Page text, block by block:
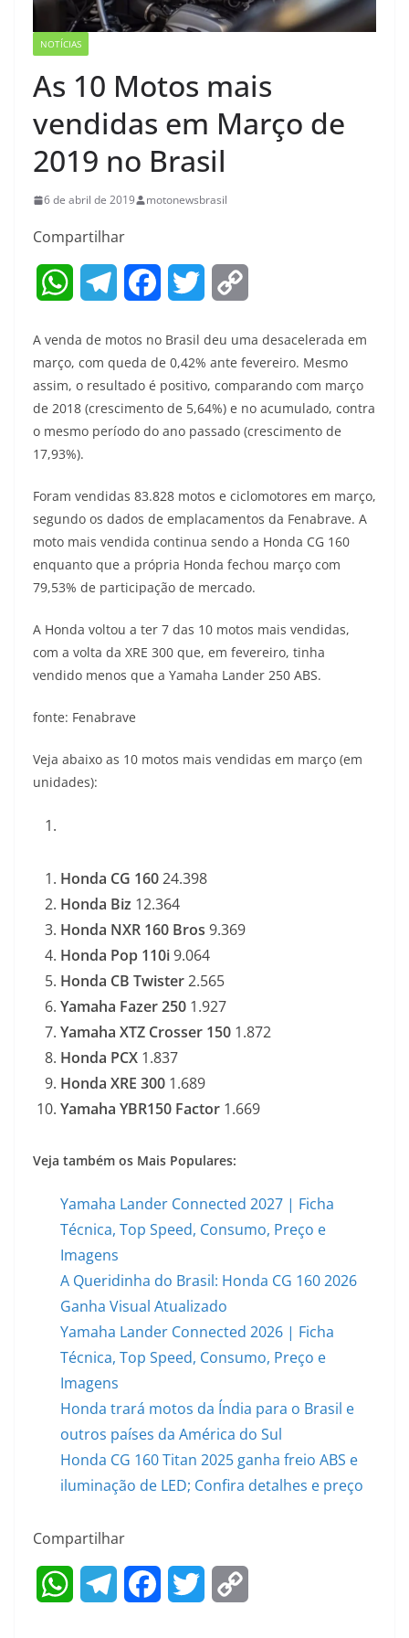
NOTÍCIAS
As 10 Motos mais
vendidas em Março de
2019 no Brasil
6 de abril de 2019 motonewsbrasil
Compartilhar
W
a
t
s
A
p
p
l
e
g
a
m
c
e
b
o
k
t
t
r
p
y
L
n
k
A venda de motos no Brasil deu uma desacelerada em
março, com queda de 0,42% ante fevereiro. Mesmo
assim, o resultado é positivo, comparando com março
de 2018 (crescimento de 5,64%) e no acumulado, contra
o mesmo período do ano passado (crescimento de
17,93%).
Foram vendidas 83.828 motos e ciclomotores em março,
segundo os dados de emplacamentos da Fenabrave. A
moto mais vendida continua sendo a Honda CG 160
enquanto que a própria Honda fechou março com
79,53% de participação de mercado.
A Honda voltou a ter 7 das 10 motos mais vendidas,
com a volta da XRE 300 que, em fevereiro, tinha
vendido menos que a Yamaha Lander 250 ABS.
fonte: Fenabrave
Veja abaixo as 10 motos mais vendidas em março (em
unidades):
Honda CG 16024.398
Honda Biz 12.364
Honda NXR 160 Bros 9.369
Honda Pop 110i9.064
Honda CB Twister2.565
Yamaha Fazer 250 1.927
Yamaha XTZ Crosser 150 1.872
Honda PCX 1.837
Honda XRE 300 1.689
Yamaha YBR150 Factor 1.669
Veja também os Mais Populares:
Yamaha Lander Connected 2027 | Ficha
Técnica, Top Speed, Consumo, Preço e
Imagens
A Queridinha do Brasil: Honda CG 160 2026
Ganha Visual Atualizado
Yamaha Lander Connected 2026 | Ficha
Técnica, Top Speed, Consumo, Preço e
Imagens
Honda trará motos da Índia para o Brasil e
outros países da América do Sul
Honda CG 160 Titan 2025 ganha freio ABS e
iluminação de LED; Confira detalhes e preço
Compartilhar
W